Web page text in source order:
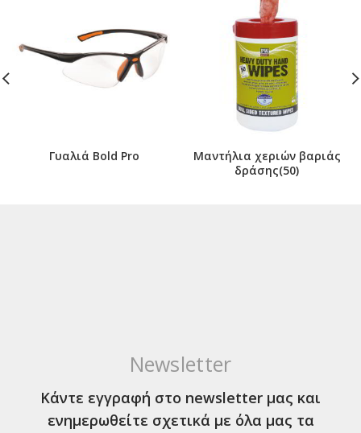
Γυαλιά Bold Pro
Μαντήλια χεριών βαριάς
δράσης(50)
Newsletter
Κάντε εγγραφή στο newsletter μας και
ενημερωθείτε σχετικά με όλα μας τα